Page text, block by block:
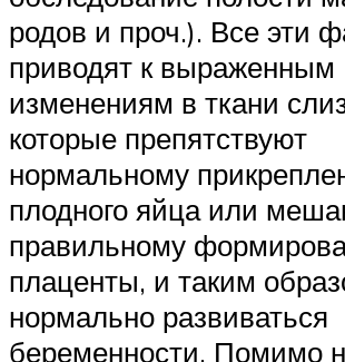
родов и проч.). Все эти
приводят к выраженным
изменениям в ткани
которые препятствуют
нормальному
плодного яйца или
правильному
плаценты, и таким
нормально развиваться
беременности. Помимо